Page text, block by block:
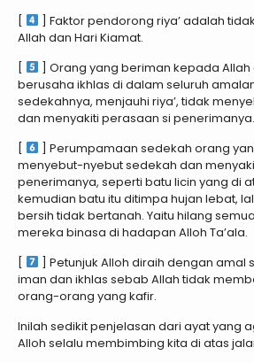
[
] Faktor pendorong riya’ adalah
Allah dan Hari Kiamat.
[
] Orang yang beriman kepada Allah
berusaha ikhlas di dalam seluruh
sedekahnya, menjauhi riya’, tidak
dan menyakiti perasaan si penerimanya.
[
] Perumpamaan sedekah orang
menyebut-nyebut sedekah dan
penerimanya, seperti batu licin yang di
kemudian batu itu ditimpa hujan lebat,
bersih tidak bertanah. Yaitu hilang
mereka binasa di hadapan Alloh Ta’ala.
[
] Petunjuk Alloh diraih dengan amal
iman dan ikhlas sebab Allah tidak
orang-orang yang kafir.
Inilah sedikit penjelasan dari ayat yang
Alloh selalu membimbing kita di atas